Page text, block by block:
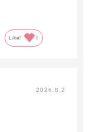
もなるとのこ
Like! 0
2026.8.2